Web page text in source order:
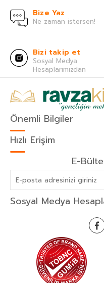
Bize Yaz
Ne zaman istersen!
Bizi takip et
Sosyal Medya
Hesaplarımızdan
Önemli Bilgiler
Hızlı Erişim
E-
Sosyal Medya